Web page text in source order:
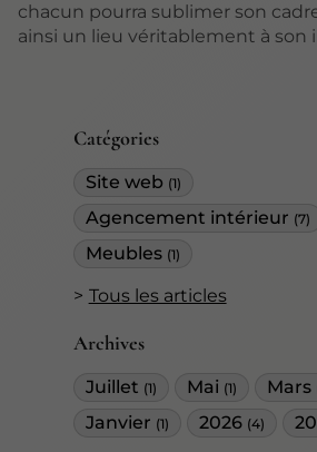
Catégories
Site web (1)
Agencement intérieur (7)
Meubles (1)
Tous les articles
Archives
Juillet (1) Mai (1) Mars
Janvier (1) 2026 (4)
chacun pourra sublimer son
ainsi un lieu véritablement à son